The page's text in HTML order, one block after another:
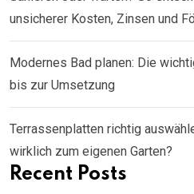
unsicherer Kosten, Zinsen und
Modernes Bad planen: Die
bis zur Umsetzung
Terrassenplatten richtig
wirklich zum eigenen Garten?
Recent Posts